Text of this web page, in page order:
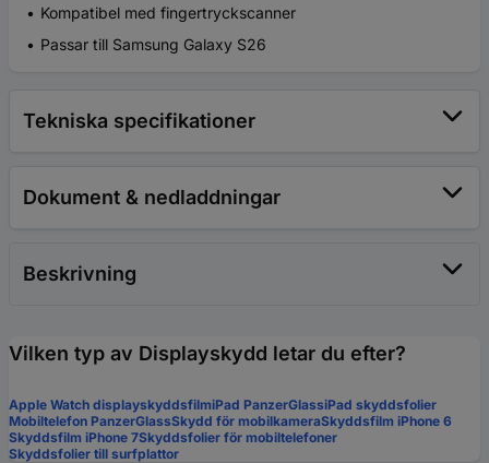
Kompatibel med fingertryckscanner
Passar till Samsung Galaxy S26
Tekniska specifikationer
Dokument & nedladdningar
Beskrivning
Vilken typ av Displayskydd letar du efter?
Apple Watch displayskyddsfilmiPad PanzerGlassiPad skyddsfolier
Mobiltelefon PanzerGlassSkydd för mobilkameraSkyddsfilm iPhone 6
Skyddsfilm iPhone 7Skyddsfolier för mobiltelefoner
Skyddsfolier till surfplattor